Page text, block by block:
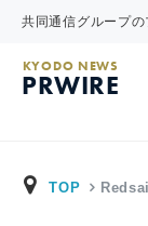
共同通信グループ
KYODO NEWS
PRWIRE
TOP